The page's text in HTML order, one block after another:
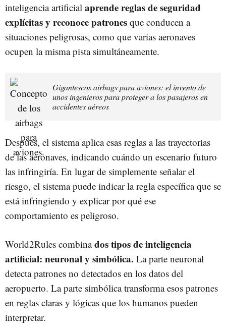
inteligencia artificial aprende reglas de seguridad
explícitas y reconoce patrones que conducen a
situaciones peligrosas, como que varias aeronaves
ocupen la misma pista simultáneamente.
Gigantescos airbags para aviones: el invento de
unos ingenieros para proteger a los pasajeros en
accidentes aéreos
Después, el sistema aplica esas reglas a las trayectorias
de las aeronaves, indicando cuándo un escenario futuro
las infringiría. En lugar de simplemente señalar el
riesgo, el sistema puede indicar la regla específica que se
está infringiendo y explicar por qué ese
comportamiento es peligroso.
World2Rules combinados tipos de inteligencia
artificial: neuronal y simbólica. La parte neuronal
detecta patrones no detectados en los datos del
aeropuerto. La parte simbólica transforma esos patrones
en reglas claras y lógicas que los humanos pueden
interpretar.